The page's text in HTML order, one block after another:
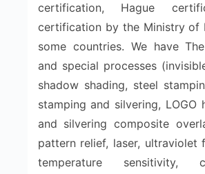
certification, Hague
certification by the Ministry of
some countries. We have
and special processes
shadow shading, steel
stamping and silvering, LOGO
and silvering composite
pattern relief, laser, ultraviolet
temperature sensitivity,